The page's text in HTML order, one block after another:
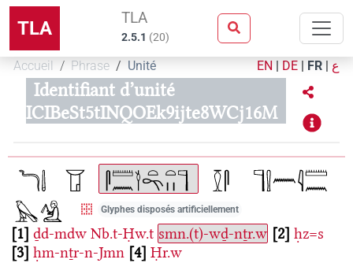
TLA TLA
2.5.1 (20)
Accueil Phrase Unité EN | DE | FR | ع
Identifiant d’unité
ICIBeSt5tINQOEk9ijte8WCj16M
Glyphes disposés artificiellement
1 ḏd-mdw Nb.t-Ḥw.t smn.(t)-wḏ-nṯr.w 2 ḥz=s
3 ḥm-nṯr-n-Jmn 4 Ḥr.w